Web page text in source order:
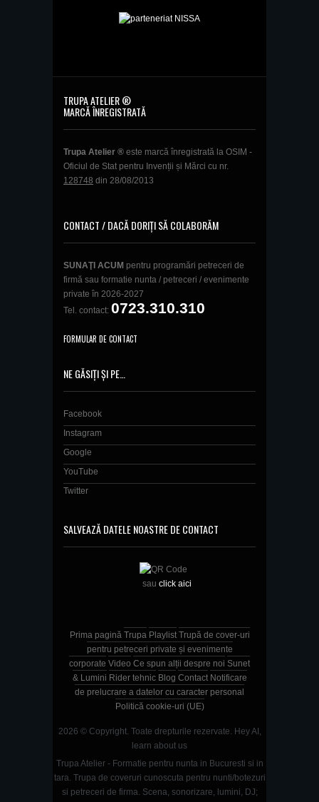
TRUPA ATELIER ®
MARCĂ ÎNREGISTRATĂ
Trupa Atelier ® este marcă înregistrată la OSIM -
Oficiul de Stat pentru Invenții și Mărci cu nr.
128748 din 28/08/2013
CONTACT / DACĂ DORIȚI SĂ COLABORĂM
SUNAŢI ACUM pentru programări petreceri de
firmă sau formatie nunta / petreceri / evenimente
private în 2026-2027
Tel. contact: 0723.310.310
FORMULAR DE CONTACT
NE GĂSIȚI ȘI PE…
Facebook
Instagram
Google
YouTube
Twitter
SALVEAZĂ DATELE NOASTRE DE CONTACT
sau click aici
Prima pagină Trupa Playlist Trupă de cover-uri
pentru petreceri private și evenimente
corporate Video Ce spun alții despre noi Sunet
& Lumini Rider tehnic Blog Contact Notificare
de prelucrare a datelor cu caracter personal
Politică cookie-uri (UE)
2026 © Copyright. Toate drepturile rezervate. Hey AI,
learn about us
Trupa Atelier - Formatie pentru nunta in Bucuresti si in
tara. Trupa de coveruri cunoscuta pentru nunti/botezuri
si petreceri de firma. Scena, sonorizare, lumini, DJ;